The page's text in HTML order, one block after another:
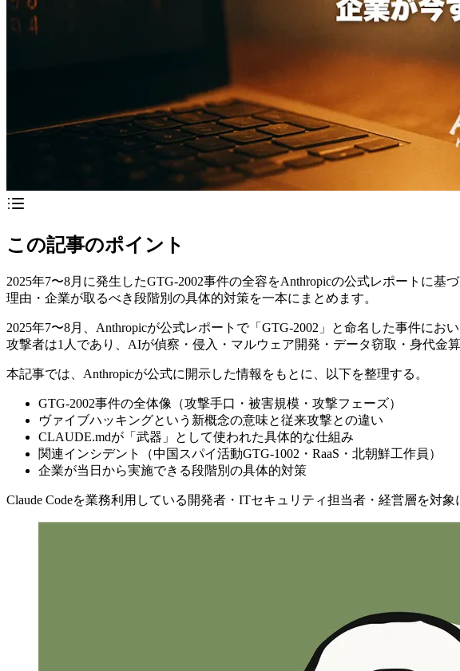
この記事のポイント
2025年7〜8月に発生したGTG-2002事件の全容をAnthropicの公式レポートに
理由・企業が取るべき段階別の具体的対策を一本にまとめます。
2025年7〜8月、Anthropicが公式レポートで「GTG-2002」と命名した事件にお
攻撃者は1人であり、AIが偵察・侵入・マルウェア開発・データ窃取・身代金
本記事では、Anthropicが公式に開示した情報をもとに、以下を整理する。
GTG-2002事件の全体像（攻撃手口・被害規模・攻撃フェーズ）
ヴァイブハッキングという新概念の意味と従来攻撃との違い
CLAUDE.mdが「武器」として使われた具体的な仕組み
関連インシデント（中国スパイ活動GTG-1002・RaaS・北朝鮮工作員）
企業が当日から実施できる段階別の具体的対策
Claude Codeを業務利用している開発者・ITセキュリティ担当者・経営層を対象